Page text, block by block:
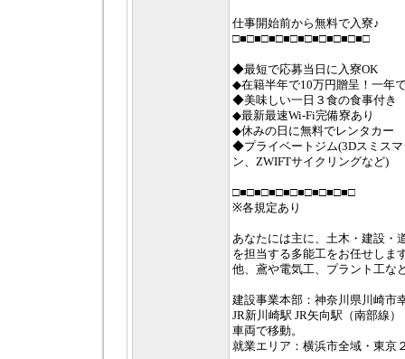
仕事開始前から無料で入寮♪
□■□■□■□■□■□■□■□■□■□
◆最短で応募当日に入寮OK
◆在籍半年で10万円贈呈！一年
◆美味しい一日３食の食事付き
◆最新最速Wi-Fi完備寮あり
◆休みの日に無料でレンタカー
◆プライベートジム(3Dスミス
ン、ZWIFTサイクリングなど)
□■□■□■□■□■□■□■□■□
※各規定あり
あなたには主に、土木・建設・
を担当する多能工をお任せしま
他、鳶や電気工、プラント工な
建設事業本部：神奈川県川崎市
JR新川崎駅 JR矢向駅（南部線
車両で移動。
就業エリア：横浜市全域・東